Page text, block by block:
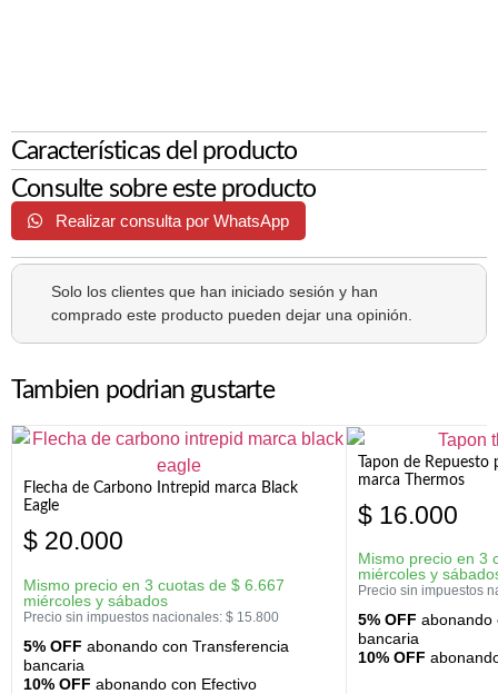
Características del producto
Consulte sobre este producto
Realizar consulta por WhatsApp
Solo los clientes que han iniciado sesión y han
comprado este producto pueden dejar una opinión.
Tambien podrian gustarte
Flecha de Carbono Intrepid marca Black
Eagle
$ 20.000
Mismo precio en 3 cuotas de $ 6.667
miércoles y sábados
Precio sin impuestos nacionales: $ 15.800
5% OFF abonando con Transferencia
bancaria
10% OFF abonando con Efectivo
Tapon de Repuesto
marca Thermos
$ 16.000
Mismo precio en 3
miércoles y
Precio sin impuestos
5% OFF abonando
bancaria
10% OFF